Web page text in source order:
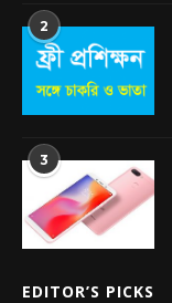
2
3
EDITOR’S PICKS